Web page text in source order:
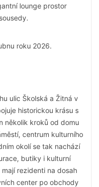
lounge prostor
roku 2026.
ulic Školská a Žitná v
historickou krásu s
několik kroků od domu
centrum kulturního
okolí se tak nachází
butiky i kulturní
rezidenti na dosah
center po obchody